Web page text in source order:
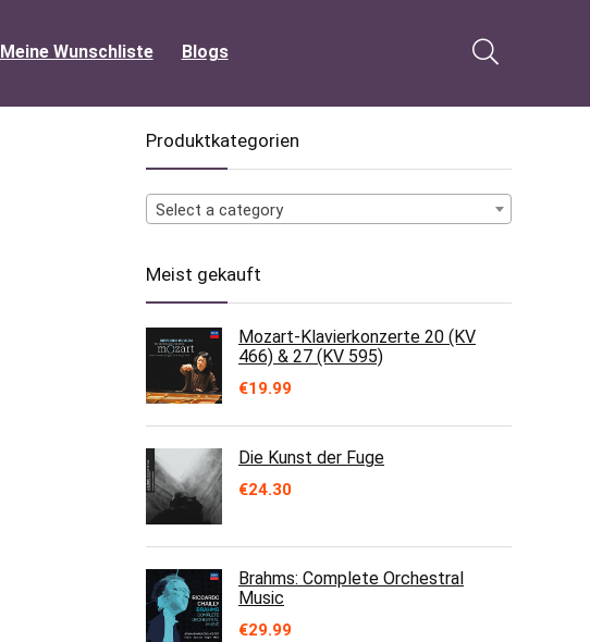
Meine Wunschliste Blogs
Produktkategorien
Select a category
Meist gekauft
Mozart-Klavierkonzerte 20 (KV
466) & 27 (KV 595)
€19.99
Die Kunst der Fuge
€24.30
Brahms: Complete Orchestral
Music
€29.99